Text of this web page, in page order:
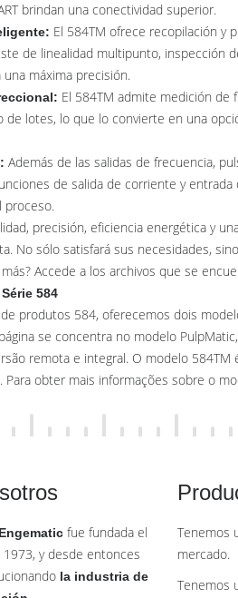
brindan una conectividad superior.
El 584TM ofrece recopilación y
de linealidad multipunto, inspección
máxima precisión.
El 584TM admite medición de
de lotes, lo que lo convierte en una
Además de las salidas de frecuencia,
de salida de corriente y
proceso.
precisión, eficiencia energética y
No sólo satisfará sus necesidades,
Accede a los archivos que se
584
produtos 584, oferecemos dois
se concentra no modelo
remota e integral. O modelo
Para obter mais informações sobre o
fue fundada el
y desde entonces
la industria de
Tenemos
mercado.
Tenemos